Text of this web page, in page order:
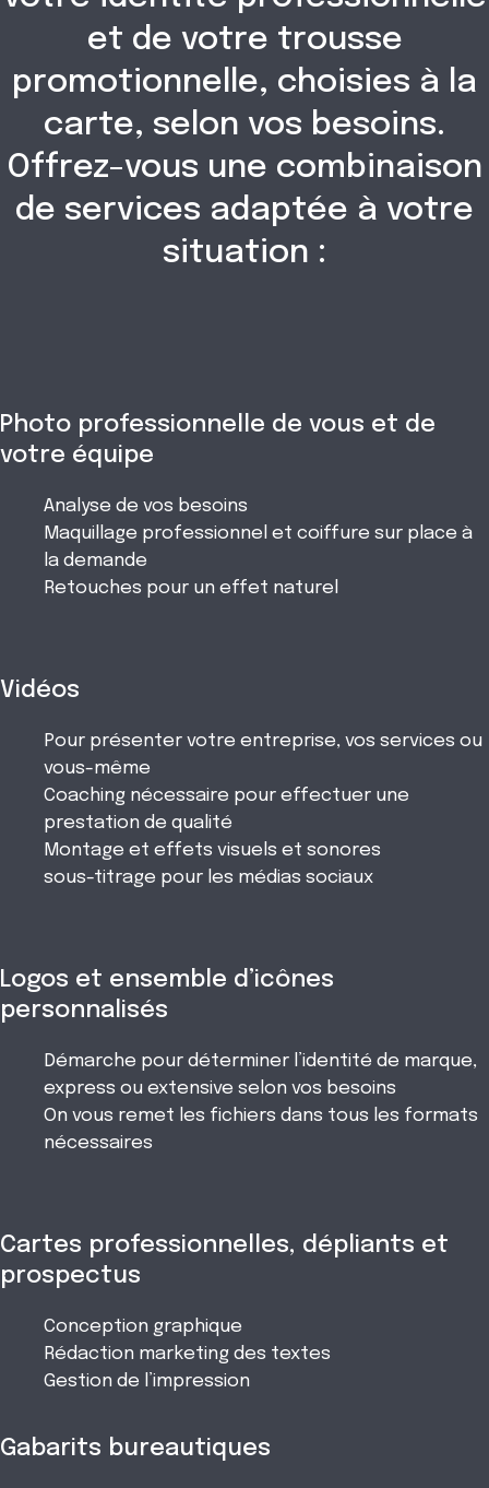
et de votre trousse
promotionnelle, choisies à la
carte, selon vos besoins.
Offrez-vous une combinaison
de services adaptée à votre
situation :
Photo professionnelle de vous et de
votre équipe
Analyse de vos besoins
Maquillage professionnel et coiffure sur place à
la demande
Retouches pour un effet naturel
Vidéos
Pour présenter votre entreprise, vos services ou
vous-même
Coaching nécessaire pour effectuer une
prestation de qualité
Montage et effets visuels et sonores
sous-titrage pour les médias sociaux
Logos et ensemble d’icônes
personnalisés
Démarche pour déterminer l’identité de marque,
express ou extensive selon vos besoins
On vous remet les fichiers dans tous les formats
nécessaires
Cartes professionnelles, dépliants et
prospectus
Conception graphique
Rédaction marketing des textes
Gestion de l’impression
Gabarits bureautiques